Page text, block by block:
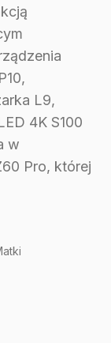
L9,
4K S100
w
Pro, której